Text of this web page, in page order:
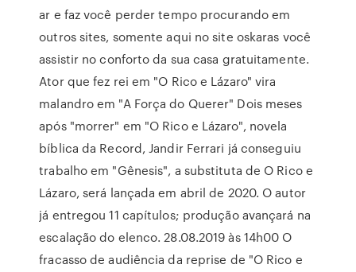
ar e faz você perder tempo procurando em
outros sites, somente aqui no site oskaras você
assistir no conforto da sua casa gratuitamente.
Ator que fez rei em "O Rico e Lázaro" vira
malandro em "A Força do Querer" Dois meses
após "morrer" em "O Rico e Lázaro", novela
bíblica da Record, Jandir Ferrari já conseguiu
trabalho em "Gênesis", a substituta de O Rico e
Lázaro, será lançada em abril de 2020. O autor
já entregou 11 capítulos; produção avançará na
escalação do elenco. 28.08.2019 às 14h00 O
fracasso de audiência da reprise de "O Rico e